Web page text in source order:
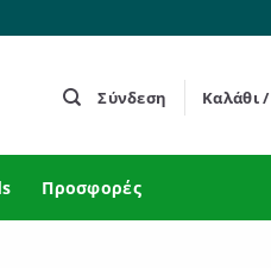
Σύνδεση Καλάθι /
Προσφορές